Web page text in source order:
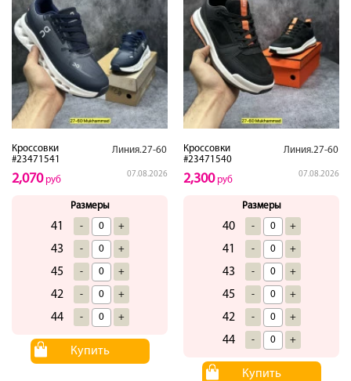
Кроссовки
#23471541
Линия.27-60
07.08.2026
2,070руб
Размеры
41 - +
43 - +
45 - +
42 - +
44 - +
Купить
Кроссовки
#23471540
Линия.27-60
07.08.2026
2,300руб
Размеры
40 - +
41 - +
43 - +
45 - +
42 - +
44 - +
Купить